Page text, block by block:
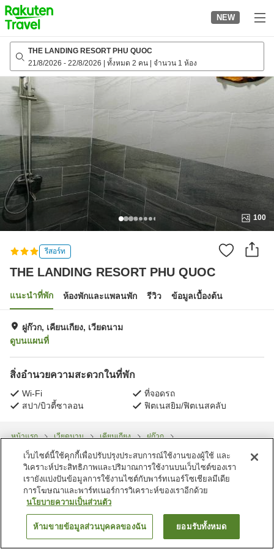
to
top
page
NEW
THE LANDING RESORT PHU QUOC
21/8/2026 - 22/8/2026 ทั้งหมด 2 คน จำนวน 1 ห้อง
100
รีสอร์ท
THE LANDING RESORT PHU QUOC
แนะนำที่พัก ห้องพักและแพลนพัก รีวิว ข้อมูลเบื้องต้น
ฝูก๊วก, เคียนเกียง, เวียดนาม
ดูบนแผนที่
สิ่งอำนวยความสะดวกในที่พัก
Wi-Fi
ที่จอดรถ
สปา/บิวตี้ซาลอน
ฟิตเนสยิม/ฟิตเนสคลับ
หน้าแรก เวียดนาม เคียนเกียง
ฝูก๊วก
THE LANDING RESORT PHU QUOC
ค้นหาห้องพัก
เว็บไซต์นี้ใช้คุกกี้เพื่อปรับปรุงประสบการณ์ใช้งานของผู้ใช้ และ
วิเคราะห์ประสิทธิภาพและปริมาณการใช้งานบนเว็บไซต์ของเรา
เรายังแบ่งปันข้อมูลการใช้งานไซต์กับพาร์ทเนอร์โซเชียลมีเดีย
การโฆษณาและพาร์ทเนอร์การวิเคราะห์ของเราอีกด้วย
นโยบายความเป็นส่วนตัว
ห้ามขายข้อมูลส่วนบุคคลของฉัน ยอมรับทั้งหมด